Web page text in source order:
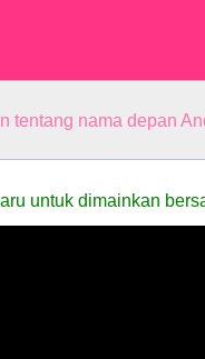
tentang nama depan
untuk dimainkan